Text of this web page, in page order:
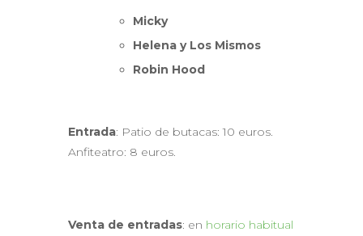
Micky
Helena y Los Mismos
Robin Hood
Entrada: Patio de butacas: 10 euros.
Anfiteatro: 8 euros.
Venta de entradas: en horario habitual